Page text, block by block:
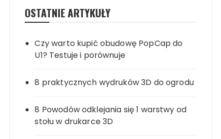
OSTATNIE ARTYKUŁY
Czy warto kupić obudowę PopCap do
U1? Testuje i porównuje
8 praktycznych wydruków 3D do ogrodu
8 Powodów odklejania się 1 warstwy od
stołu w drukarce 3D